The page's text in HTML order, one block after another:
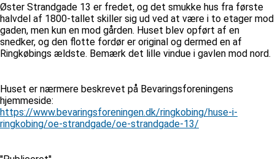
Øster Strandgade 13 er fredet, og det smukke hus fra første
halvdel af 1800-tallet skiller sig ud ved at være i to etager mod
gaden, men kun en mod gården. Huset blev opført af en
snedker, og den flotte fordør er original og dermed en af
Ringkøbings ældste. Bemærk det lille vindue i gavlen mod nord.
Huset er nærmere beskrevet på Bevaringsforeningens
hjemmeside:
https://www.bevaringsforeningen.dk/ringkobing/huse-i-
ringkobing/oe-strandgade/oe-strandgade-13/